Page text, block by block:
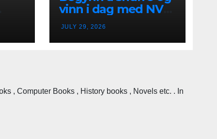
vinn i dag med NV
Casino i Norge
JULY 29, 2026
, Computer Books , History books , Novels etc. . In